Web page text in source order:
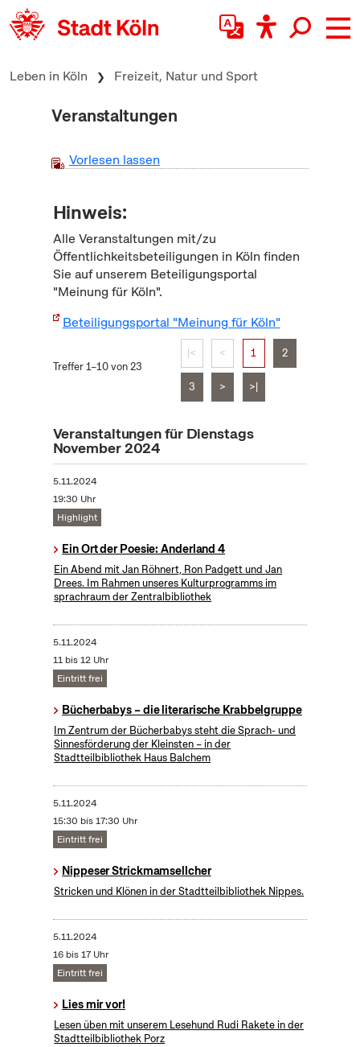
zum Inhalt springen
Leben in Köln Freizeit, Natur und Sport
Veranstaltungen
Vorlesen lassen
Hinweis:
Alle Veranstaltungen mit/zu
Öffentlichkeitsbeteiligungen in Köln finden
Sie auf unserem Beteiligungsportal
"Meinung für Köln".
Beteiligungsportal "Meinung für Köln"
Treffer 1–10 von 23
|< < 1 2
3 > >|
Veranstaltungen für Dienstags
November 2024
5.11.2024
19:30 Uhr
Highlight
Ein Ort der Poesie: Anderland 4
Ein Abend mit Jan Röhnert, Ron Padgett und Jan
Drees. Im Rahmen unseres Kulturprogramms im
sprachraum der Zentralbibliothek
5.11.2024
11 bis 12 Uhr
Eintritt frei
Bücherbabys – die literarische Krabbelgruppe
Im Zentrum der Bücherbabys steht die Sprach- und
Sinnesförderung der Kleinsten – in der
Stadtteilbibliothek Haus Balchem
5.11.2024
15:30 bis 17:30 Uhr
Eintritt frei
Nippeser Strickmamsellcher
Stricken und Klönen in der Stadtteilbibliothek Nippes.
5.11.2024
16 bis 17 Uhr
Eintritt frei
Lies mir vor!
Lesen üben mit unserem Lesehund Rudi Rakete in der
Stadtteilbibliothek Porz